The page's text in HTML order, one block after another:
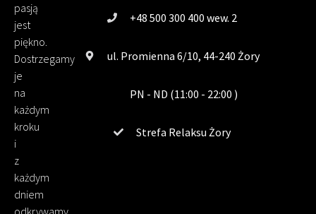
pasją
jest
piękno.
Dostrzegamy
je
na
każdym
kroku
i
z
każdym
dniem
+48 500 300 400 wew. 2
ul. Promienna 6/10, 44-240 Żory
PN - ND (11:00 - 22:00 )
Strefa Relaksu Żory